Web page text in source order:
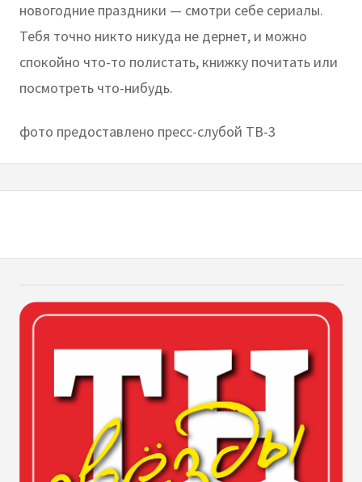
новогодние праздники — смотри себе сериалы.
Тебя точно никто никуда не дернет, и можно
спокойно что-то полистать, книжку почитать или
посмотреть что-нибудь.
фото предоставлено пресс-слубой ТВ-3